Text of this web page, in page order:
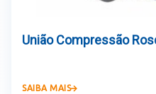
União Compressão
SAIBA MAIS